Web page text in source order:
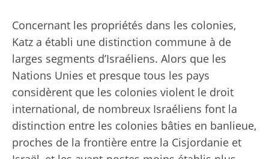
Concernant les propriétés dans les colonies,
Katz a établi une distinction commune à de
larges segments d’Israéliens. Alors que les
Nations Unies et presque tous les pays
considèrent que les colonies violent le droit
international, de nombreux Israéliens font la
distinction entre les colonies bâties en banlieue,
proches de la frontière entre la Cisjordanie et